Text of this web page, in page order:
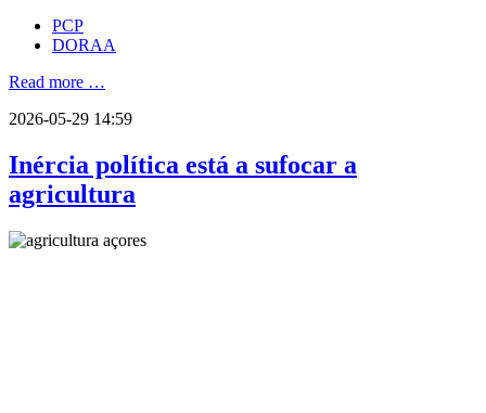
PCP
DORAA
Read more …
2026-05-29 14:59
Inércia política está a sufocar a
agricultura